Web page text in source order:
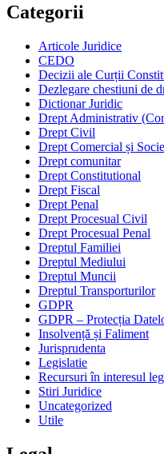
Categorii
Articole Juridice
CEDO
Decizii ale Curții
Dezlegare chestiuni de
Dictionar Juridic
Drept Administrativ
Drept Civil
Drept Comercial și
Drept comunitar
Drept Constitutional
Drept Fiscal
Drept Penal
Drept Procesual Civil
Drept Procesual Penal
Dreptul Familiei
Dreptul Mediului
Dreptul Muncii
Dreptul Transporturilor
GDPR
GDPR – Protecția
Insolvență și Faliment
Jurisprudenta
Legislatie
Recursuri în interesul
Stiri Juridice
Uncategorized
Utile